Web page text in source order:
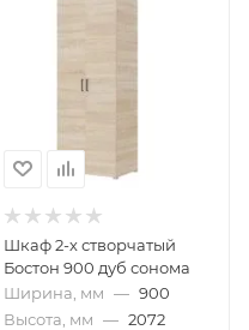
Шкаф 2-х створчатый
Бостон 900 дуб сонома
Ширина, мм — 900
Высота, мм — 2072